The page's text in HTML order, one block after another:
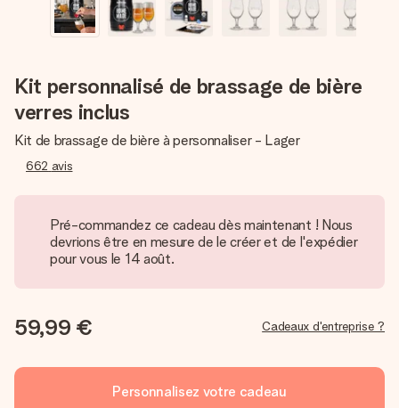
Kit personnalisé de brassage de bière
verres inclus
Kit de brassage de bière à personnaliser - Lager
662 avis
Pré-commandez ce cadeau dès maintenant ! Nous
devrions être en mesure de le créer et de l'expédier
pour vous le 14 août.
59,99 € Cadeaux d'entreprise ?
Personnalisez votre cadeau